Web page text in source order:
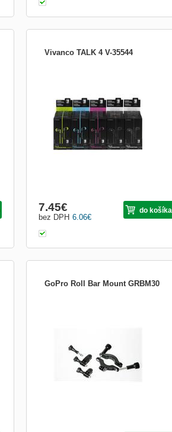
Vivanco TALK 4 V-35544
6.06€
bez DPH
7.45€ do košíka
GoPro Roll Bar Mount GRBM30
chladiče vagónov alebo čokoľvek iného,
čo je v priemere uvedenom vyššie. V
balení je 3-smerný o...